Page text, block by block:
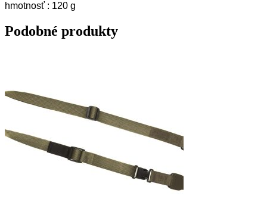
hmotnosť : 120 g
Podobné produkty